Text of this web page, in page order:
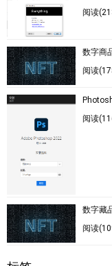
阅读
数字商
阅读
阅读
数字藏
阅读